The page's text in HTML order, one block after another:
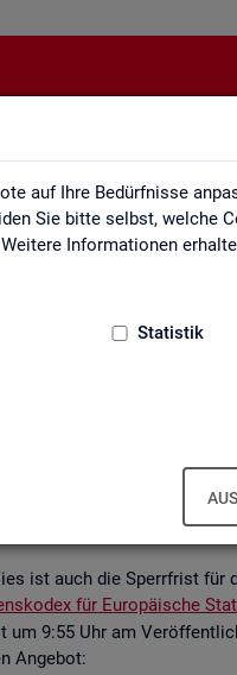
auf Ihre Bedürfnisse
Sie bitte selbst, welche
Informationen
Statistik
Ar­beits­markt in
ist auch die Sperr­frist
für Eu­ro­päi­sche
9:55 Uhr am
An­ge­bot: